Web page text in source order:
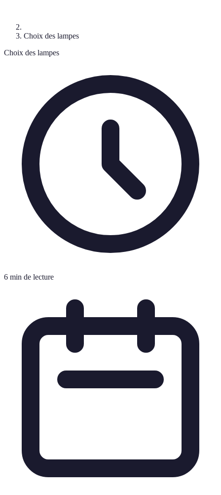
Choix des lampes
Choix des lampes
6 min de lecture